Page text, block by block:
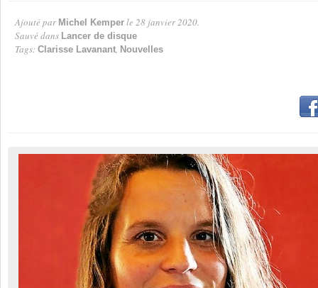
Ajouté par Michel Kemper le 28 janvier 2020.
Sauvé dans Lancer de disque
Tags: Clarisse Lavanant, Nouvelles